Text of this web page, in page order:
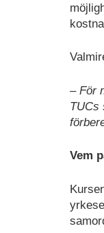
– För
TUCs
Vem